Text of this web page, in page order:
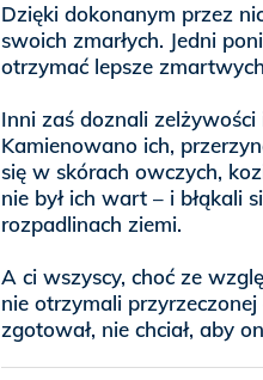
Dzięki dokonanym przez
swoich zmarłych. Jedni
otrzymać lepsze
Inni zaś doznali
Kamienowano ich,
się w skórach owczych,
nie był ich wart – i błąkali
rozpadlinach ziemi.
A ci wszyscy, choć ze
nie otrzymali
zgotował, nie chciał, aby